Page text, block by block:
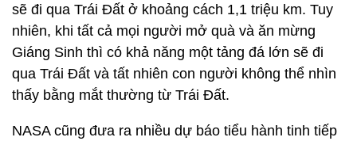
sẽ đi qua Trái Đất ở khoảng cách 1,1 triệu km. Tuy
nhiên, khi tất cả mọi người mở quà và ăn mừng
Giáng Sinh thì có khả năng một tảng đá lớn sẽ đi
qua Trái Đất và tất nhiên con người không thể nhìn
thấy bằng mắt thường từ Trái Đất.
NASA cũng đưa ra nhiều dự báo tiểu hành tinh tiếp